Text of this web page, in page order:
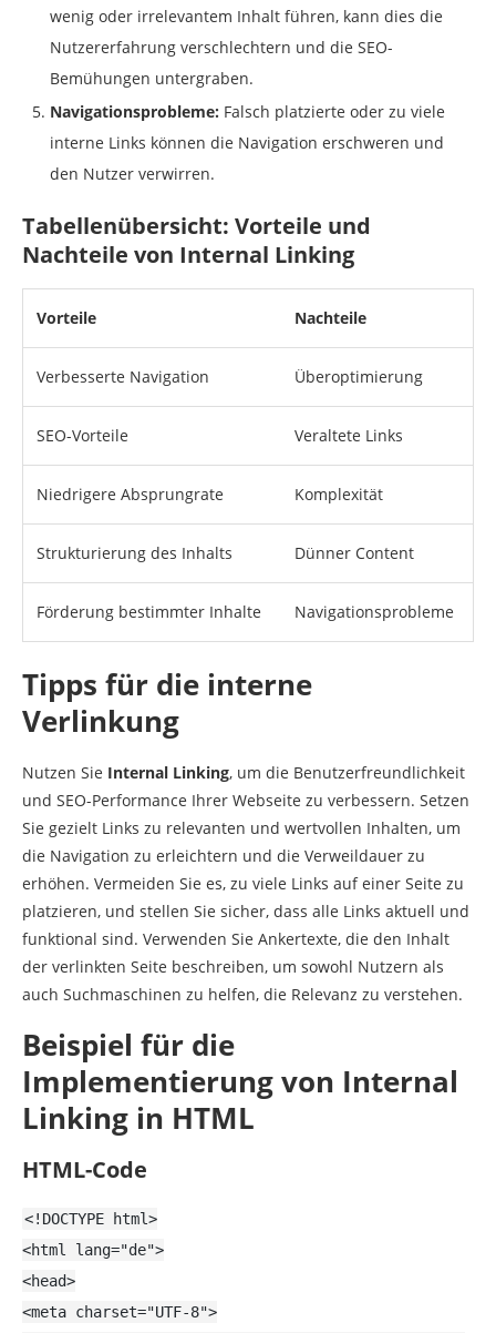
wenig oder irrelevantem Inhalt führen, kann dies die
Nutzererfahrung verschlechtern und die SEO-
Bemühungen untergraben.
Navigationsprobleme: Falsch platzierte oder zu viele
interne Links können die Navigation erschweren und
den Nutzer verwirren.
Tabellenübersicht: Vorteile und
Nachteile von Internal Linking
Vorteile Nachteile
Verbesserte Navigation Überoptimierung
SEO-Vorteile Veraltete Links
Niedrigere Absprungrate Komplexität
Strukturierung des Inhalts Dünner Content
Förderung bestimmter Inhalte Navigationsprobleme
Tipps für die interne
Verlinkung
Nutzen Sie Internal Linking, um die Benutzerfreundlichkeit
und SEO-Performance Ihrer Webseite zu verbessern. Setzen
Sie gezielt Links zu relevanten und wertvollen Inhalten, um
die Navigation zu erleichtern und die Verweildauer zu
erhöhen. Vermeiden Sie es, zu viele Links auf einer Seite zu
platzieren, und stellen Sie sicher, dass alle Links aktuell und
funktional sind. Verwenden Sie Ankertexte, die den Inhalt
der verlinkten Seite beschreiben, um sowohl Nutzern als
auch Suchmaschinen zu helfen, die Relevanz zu verstehen.
Beispiel für die
Implementierung von Internal
Linking in HTML
HTML-Code
<!DOCTYPE html>
<html lang="de">
<head>
<meta charset="UTF-8">